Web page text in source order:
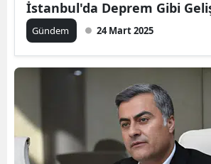
İstanbul'da Deprem Gibi
Gündem 24 Mart 2025